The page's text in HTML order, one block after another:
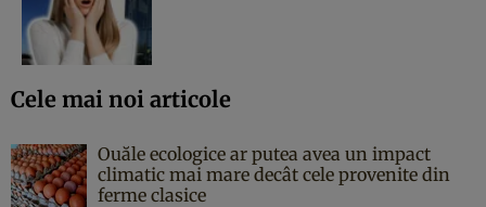
Cele mai noi articole
Ouăle ecologice ar putea avea un impact
climatic mai mare decât cele provenite din
ferme clasice